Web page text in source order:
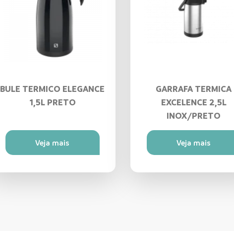
BULE TERMICO ELEGANCE
1,5L PRETO
Veja mais
GARRAFA TERMICA
EXCELENCE 2,5L
INOX/PRETO
Veja mais